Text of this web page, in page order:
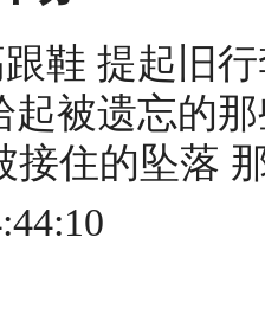
鞋 提起旧
起被遗忘的
接住的坠落